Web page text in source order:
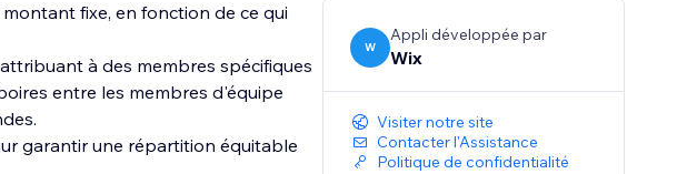
fixe, en fonction de ce qui
à des membres spécifiques
entre les membres d'équipe
garantir une répartition équitable
W
Appli développée par
Wix
Visiter notre site
Contacter l'Assistance
Politique de confidentialité